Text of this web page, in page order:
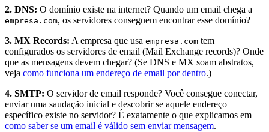
2. DNS: O domínio existe na internet? Quando um email chega a
empresa.com, os servidores conseguem encontrar esse domínio?
3. MX Records: A empresa que usa empresa.com tem
configurados os servidores de email (Mail Exchange records)? Onde
que as mensagens devem chegar? (Se DNS e MX soam abstratos,
veja como funciona um endereço de email por dentro.)
4. SMTP: O servidor de email responde? Você consegue conectar,
enviar uma saudação inicial e descobrir se aquele endereço
específico existe no servidor? É exatamente o que explicamos em
como saber se um email é válido sem enviar mensagem.